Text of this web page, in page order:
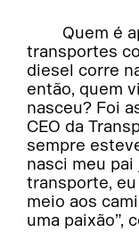
Quem é
transportes
diesel corre
então, quem
nasceu? Foi
CEO da
sempre
nasci meu
transporte,
meio aos
uma paixão”,